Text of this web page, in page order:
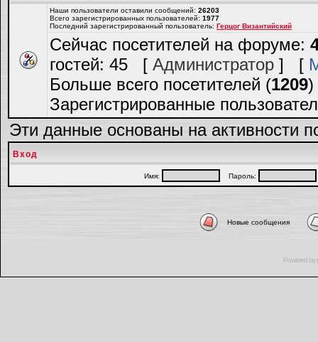
Наши пользователи оставили сообщений: 26203
Всего зарегистрированных пользователей: 1977
Последний зарегистрированный пользователь: Герцог Византийский
Сейчас посетителей на форуме:
гостей: 45 [ Администратор ] [
Больше всего посетителей (1209)
Зарегистрированные
Эти данные основаны на активности
Вход
Имя: Пароль:
Новые сообщения
Powered by